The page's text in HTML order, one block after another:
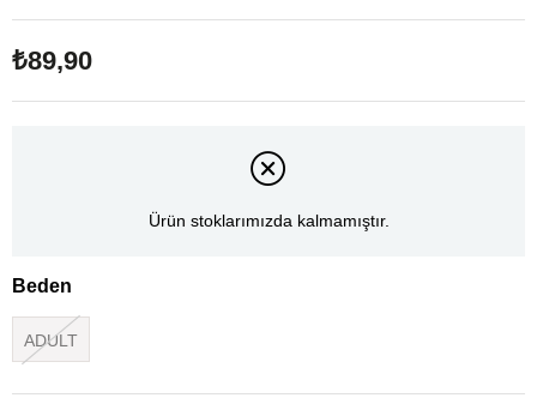
₺89,90
Ürün stoklarımızda kalmamıştır.
Beden
ADULT